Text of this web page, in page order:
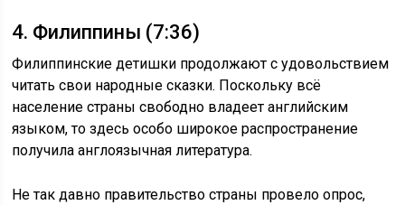
4. Филиппины (7:36)
Филиппинские детишки продолжают с удовольствием
читать свои народные сказки. Поскольку всё
население страны свободно владеет английским
языком, то здесь особо широкое распространение
получила англоязычная литература.
Не так давно правительство страны провело опрос,